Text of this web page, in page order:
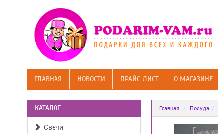
ГЛАВНАЯ НОВОСТИ ПРАЙС-ЛИСТ О МАГАЗИНЕ
КАТАЛОГ
Свечи
Главная Посуда